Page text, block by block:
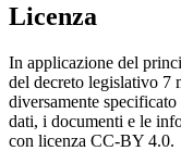
Licenza
In applicazione del
del decreto legislativo 7
diversamente
dati, i documenti e le
con licenza CC-BY 4.0.